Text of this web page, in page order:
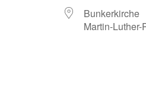
Bunkerkirche
Martin-